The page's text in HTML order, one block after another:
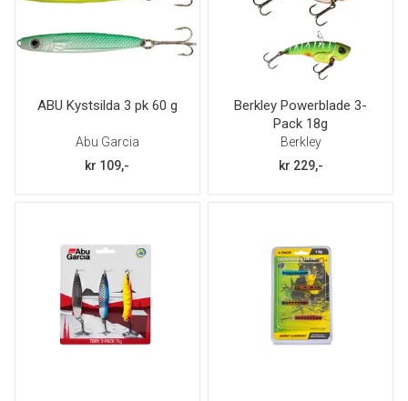
ABU Kystsilda 3 pk 60 g
Abu Garcia
kr 109,-
Berkley Powerblade 3-
Pack 18g
Berkley
kr 229,-